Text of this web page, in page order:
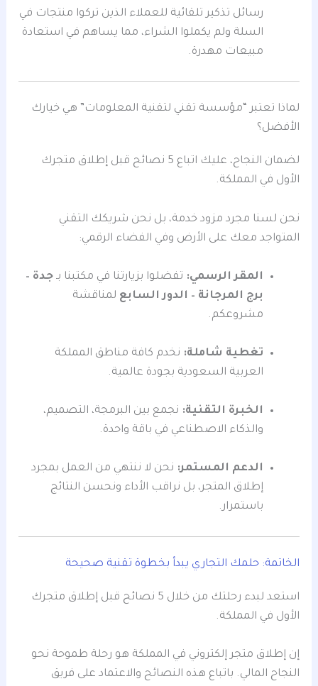
رسائل تذكير تلقائية للعملاء الذين تركوا منتجات في
السلة ولم يكملوا الشراء، مما يساهم في استعادة
مبيعات مهدرة.
لماذا تعتبر “مؤسسة تقني لتقنية المعلومات” هي خيارك
الأفضل؟
لضمان النجاح، عليك اتباع 5 نصائح قبل إطلاق متجرك
الأول في المملكة.
نحن لسنا مجرد مزود خدمة، بل نحن شريكك التقني
المتواجد معك على الأرض وفي الفضاء الرقمي:
المقر الرسمي: تفضلوا بزيارتنا في مكتبنا بـجدة –
برج المرجانة – الدور السابع لمناقشة
مشروعكم.
تغطية شاملة: نخدم كافة مناطق المملكة
العربية السعودية بجودة عالمية.
الخبرة التقنية: نجمع بين البرمجة، التصميم،
والذكاء الاصطناعي في باقة واحدة.
الدعم المستمر: نحن لا ننتهي من العمل بمجرد
إطلاق المتجر، بل نراقب الأداء ونحسن النتائج
باستمرار.
الخاتمة: حلمك التجاري يبدأ بخطوة تقنية صحيحة
استعد لبدء رحلتك من خلال 5 نصائح قبل إطلاق متجرك
الأول في المملكة.
إن إطلاق متجر إلكتروني في المملكة هو رحلة طموحة نحو
النجاح المالي. باتباع هذه النصائح والاعتماد على فريق